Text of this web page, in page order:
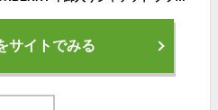
サイトでみる